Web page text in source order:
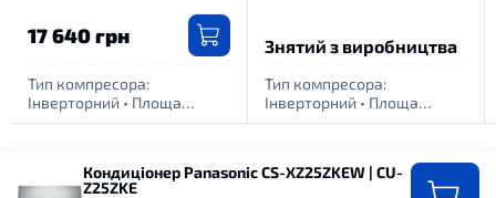
17 640 грн
Тип компресора:
Інверторний • Площа
обігріву приміщення, м. кв:
Знятий з виробництва
Тип компресора:
Інверторний • Площа
обігріву приміщення, м. кв:
Кондиціонер Panasonic CS-XZ25ZKEW | CU-
Z25ZKE